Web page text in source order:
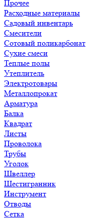
Прочее
Расходные материалы
Садовый инвентарь
Смесители
Сотовый поликарбонат
Сухие смеси
Теплые полы
Утеплитель
Электротовары
Металлопрокат
Арматура
Балка
Квадрат
Листы
Проволока
Трубы
Уголок
Швеллер
Шестигранник
Инструмент
Отводы
Сетка